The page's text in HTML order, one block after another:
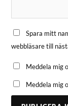
Spara mitt
webbläsare till
Meddela mig
Meddela mig